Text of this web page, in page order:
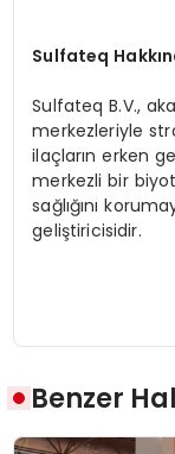
Sulfateq
Sulfateq B.V.,
merkezleriyle
ilaçların erken
merkezli bir
sağlığını
geliştiricisidir.
Benzer